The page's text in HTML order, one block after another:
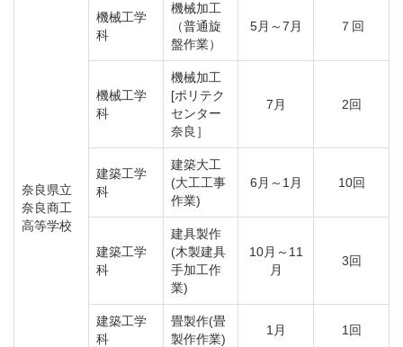
奈良県立
奈良商工
高等学校
機械工学
科
機械加工
（普通旋
盤作業）
5月～7月 ７回
機械工学
科
機械加工
[ポリテク
センター
奈良］
7月 2回
建築工学
科
建築大工
(大工工事
作業)
6月～1月 10回
建築工学
科
建具製作
(木製建具
手加工作
業)
10月～11
月
3回
建築工学
科
畳製作(畳
製作作業)
1月 1回